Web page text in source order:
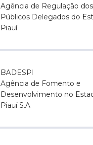
Agência de Regulação
Públicos Delegados do
Piauí
BADESPI
Agência de Fomento e
Desenvolvimento no
Piauí S.A.